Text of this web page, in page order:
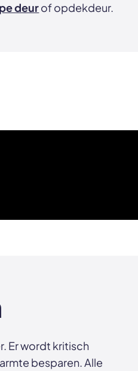
deurof opdekdeur.
Er wordt kritisch
besparen. Alle